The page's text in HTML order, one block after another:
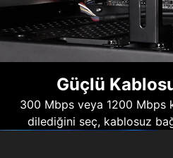
Güçlü
300 Mbps veya 1200 Mbps
dilediğini seç, kablosuz